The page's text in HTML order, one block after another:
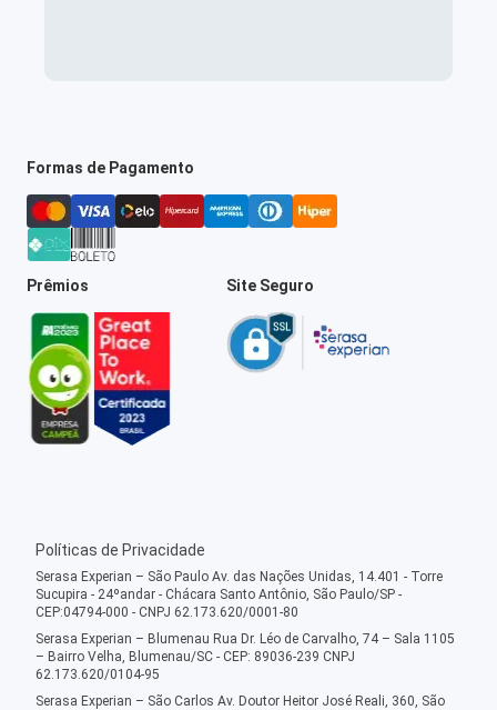
Formas de Pagamento
Prêmios Site Seguro
Políticas de Privacidade
Serasa Experian – São Paulo Av. das Nações Unidas, 14.401 - Torre
Sucupira - 24ºandar - Chácara Santo Antônio, São Paulo/SP -
CEP:04794-000 - CNPJ 62.173.620/0001-80
Serasa Experian – Blumenau Rua Dr. Léo de Carvalho, 74 – Sala 1105
– Bairro Velha, Blumenau/SC - CEP: 89036-239 CNPJ
62.173.620/0104-95
Serasa Experian – São Carlos Av. Doutor Heitor José Reali, 360, São